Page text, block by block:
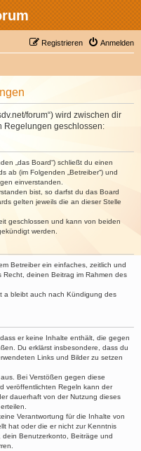
Anmelden
Registrieren
forum“) wird zwischen dir
Regelungen geschlossen:
„das Board“) schließt du einen
ab (im Folgenden „Betreiber“) und
einverstanden.
bist, so darfst du das Board
gelten jeweils die an dieser Stelle
geschlossen und kann von beiden
werden.
Betreiber ein einfaches, zeitlich und
deinen Beitrag im Rahmen des
a bleibt auch nach Kündigung des
er keine Inhalte enthält, die gegen
Du erklärst insbesondere, dass du
Links und Bilder zu setzen
Bei Verstößen gegen diese
veröffentlichten Regeln kann der
dauerhaft von der Nutzung dieses
Verantwortung für die Inhalte von
hat oder die er nicht zur Kenntnis
Benutzerkonto, Beiträge und